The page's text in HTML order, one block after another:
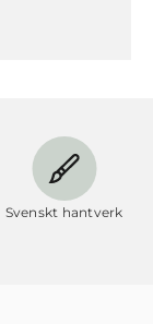
Svenskt hantverk